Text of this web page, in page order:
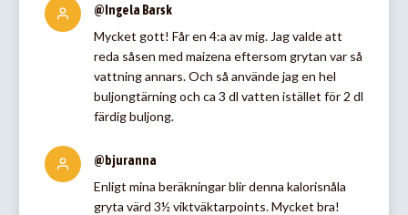
@Ingela Barsk
Mycket gott! Får en 4:a av mig. Jag valde att
reda såsen med maizena eftersom grytan var så
vattning annars. Och så använde jag en hel
buljongtärning och ca 3 dl vatten istället för 2 dl
färdig buljong.
@bjuranna
Enligt mina beräkningar blir denna kalorisnåla
gryta värd 3½ viktväktarpoints. Mycket bra!